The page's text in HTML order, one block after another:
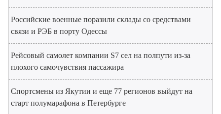
Российские военные поразили склады со средствами
связи и РЭБ в порту Одессы
Рейсовый самолет компании S7 сел на полпути из-за
плохого самочувствия пассажира
Спортсмены из Якутии и еще 77 регионов выйдут на
старт полумарафона в Петербурге